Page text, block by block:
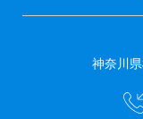
神奈川